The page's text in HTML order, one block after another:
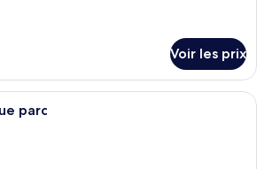
Voir les prix
Une chambre d’hôtel moderne
parc